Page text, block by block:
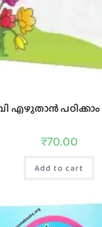
₹70.00
Add to cart